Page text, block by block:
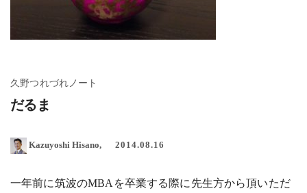
久野つれづれノート
だるま
Kazuyoshi Hisano 2014.08.16
一年前に筑波のMBAを卒業する際に先生方から頂いただ